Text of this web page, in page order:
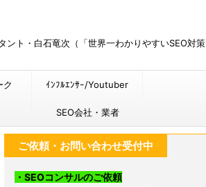
ント・白石竜次（「世界一わかりやすいSEO対策
ク ｲﾝﾌﾙｴﾝｻｰ/Youtuber
SEO会社・業者
ご依頼・お問い合わせ受付中
・SEOコンサルのご依頼